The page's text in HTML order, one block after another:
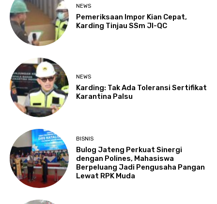
NEWS
Pemeriksaan Impor Kian Cepat,
Karding Tinjau SSm JI-QC
NEWS
Karding: Tak Ada Toleransi Sertifikat
Karantina Palsu
BISNIS
Bulog Jateng Perkuat Sinergi
dengan Polines, Mahasiswa
Berpeluang Jadi Pengusaha Pangan
Lewat RPK Muda